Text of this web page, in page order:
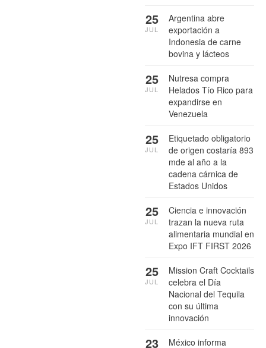
Argentina abre
exportación a
Indonesia de carne
bovina y lácteos
25
JUL
Nutresa compra
Helados Tío Rico para
expandirse en
Venezuela
25
JUL
Etiquetado obligatorio
de origen costaría 893
mde al año a la
cadena cárnica de
Estados Unidos
25
JUL
Ciencia e innovación
trazan la nueva ruta
alimentaria mundial en
Expo IFT FIRST 2026
25
JUL
Mission Craft Cocktails
celebra el Día
Nacional del Tequila
con su última
innovación
25
JUL
México informa
23